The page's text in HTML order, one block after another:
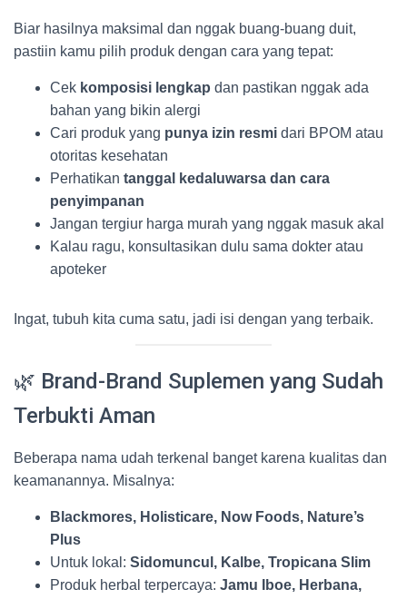
Biar hasilnya maksimal dan nggak buang-buang duit,
pastiin kamu pilih produk dengan cara yang tepat:
Cek komposisi lengkap dan pastikan nggak ada
bahan yang bikin alergi
Cari produk yang punya izin resmi dari BPOM atau
otoritas kesehatan
Perhatikan tanggal kedaluwarsa dan cara
penyimpanan
Jangan tergiur harga murah yang nggak masuk akal
Kalau ragu, konsultasikan dulu sama dokter atau
apoteker
Ingat, tubuh kita cuma satu, jadi isi dengan yang terbaik.
🌿 Brand-Brand Suplemen yang Sudah
Terbukti Aman
Beberapa nama udah terkenal banget karena kualitas dan
keamanannya. Misalnya:
Blackmores, Holisticare, Now Foods, Nature’s
Plus
Untuk lokal: Sidomuncul, Kalbe, Tropicana Slim
Produk herbal terpercaya: Jamu Iboe, Herbana,